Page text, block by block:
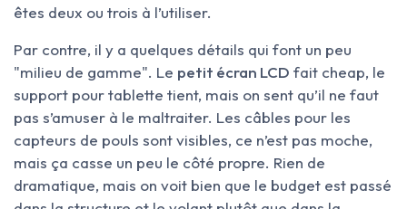
êtes deux ou trois à l’utiliser.
Par contre, il y a quelques détails qui font un peu
"milieu de gamme". Le petit écran LCD fait cheap, le
support pour tablette tient, mais on sent qu’il ne faut
pas s’amuser à le maltraiter. Les câbles pour les
capteurs de pouls sont visibles, ce n’est pas moche,
mais ça casse un peu le côté propre. Rien de
dramatique, mais on voit bien que le budget est passé